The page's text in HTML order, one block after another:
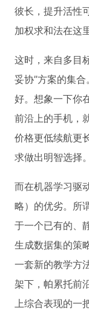
彼长，提升活性
加权求和法在这
这时，来自多目
妥协”方案的集
好。想象一下你
前沿上的手机，
价格更低续航更
求做出明智选择。
而在机器学习驱
略）的优劣。所
于一个已有的、
生成数据集的策
一套新的教学方
架下，帕累托前
上综合表现的一